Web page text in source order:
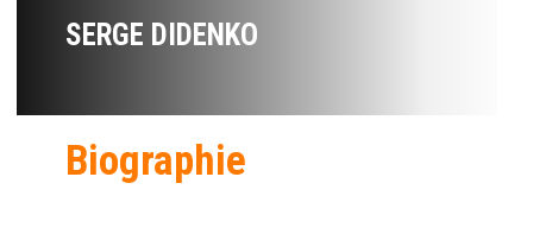
SERGE DIDENKO
Biographie